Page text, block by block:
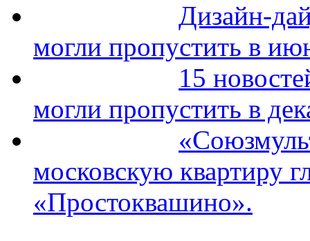
Дизайн-
могли пропустить в
15
могли пропустить в
московскую квартиру
«Простоквашино».